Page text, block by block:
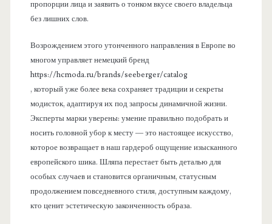
пропорции лица и заявить о тонком вкусе своего владельца
без лишних слов.
Возрождением этого утонченного направления в Европе во
многом управляет немецкий бренд
https://hcmoda.ru/brands/seeberger/catalog
, который уже более века сохраняет традиции и секреты
модисток, адаптируя их под запросы динамичной жизни.
Эксперты марки уверены: умение правильно подобрать и
носить головной убор к месту — это настоящее искусство,
которое возвращает в наш гардероб ощущение изысканного
европейского шика. Шляпа перестает быть деталью для
особых случаев и становится органичным, статусным
продолжением повседневного стиля, доступным каждому,
кто ценит эстетическую законченность образа.